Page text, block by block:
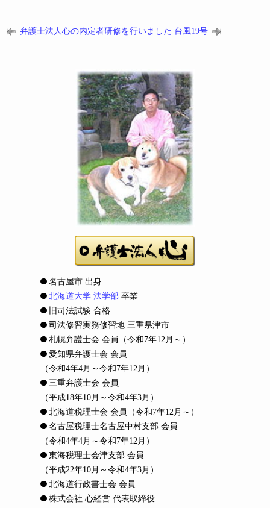
弁護士法人心の内定者研修を行いました 台風19号
名古屋市 出身
北海道大学 法学部 卒業
旧司法試験 合格
司法修習実務修習地 三重県津市
札幌弁護士会 会員
（令和7年12月～）
愛知県弁護士会 会員
（令和4年4月～令和7年12月）
三重弁護士会 会員
（平成18年10月～令和4年3月）
北海道税理士会 会員
（令和7年12月～）
名古屋税理士名古屋中村支部 会員
（令和4年4月～令和7年12月）
東海税理士会津支部 会員
（平成22年10月～令和4年3月）
北海道行政書士会 会員
株式会社 心経営 代表取締役